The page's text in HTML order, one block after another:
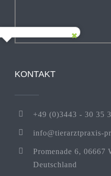
KONTAKT
+49 (0)3443 - 30 35
info@tierarztpraxis-
Promenade 6, 06667
Deutschland